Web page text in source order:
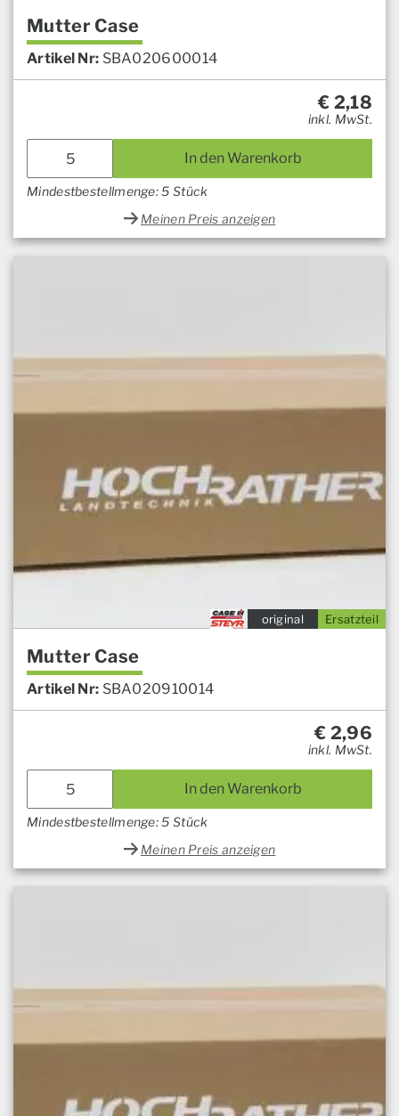
Mutter Case
Artikel Nr: SBA020600014
€ 2,18
inkl. MwSt.
In den Warenkorb
Mindestbestellmenge: 5 Stück
Meinen Preis anzeigen
Ersatzteil
original
Mutter Case
Artikel Nr: SBA020910014
€ 2,96
inkl. MwSt.
In den Warenkorb
Mindestbestellmenge: 5 Stück
Meinen Preis anzeigen